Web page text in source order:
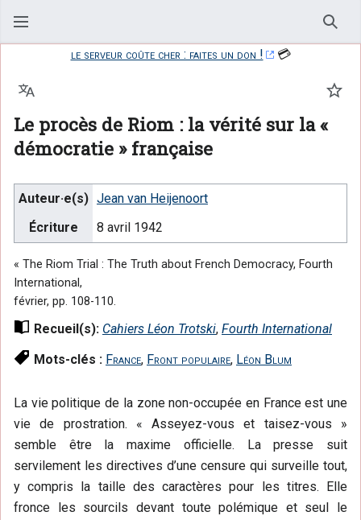
le serveur coûte cher : faites un don !
💳
Le procès de Riom : la vérité sur la «
démocratie » française
Langue
Auteur·e(s) Jean van Heijenoort
Écriture
8 avril 1942
« The Riom Trial : The Truth about French Democracy, Fourth
International,
février, pp. 108-110.
Recueil(s): Cahiers Léon Trotski, Fourth International
Mots-clés : France, Front populaire, Léon Blum
La vie politique de la zone non-occupée en France est une
vie de prostration. « Asseyez-vous et taisez-vous »
semble être la maxime officielle. La presse suit
servilement les directives d’une censure qui surveille tout,
y compris la taille des caractères pour les titres. Elle
fronce les sourcils devant toute polémique et seul le